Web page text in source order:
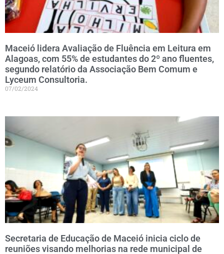
Maceió lidera Avaliação de Fluência em Leitura em
Alagoas, com 55% de estudantes do 2º ano fluentes,
segundo relatório da Associação Bem Comum e
Lyceum Consultoria.
07/02/2024
Secretaria de Educação de Maceió inicia ciclo de
reuniões visando melhorias na rede municipal de